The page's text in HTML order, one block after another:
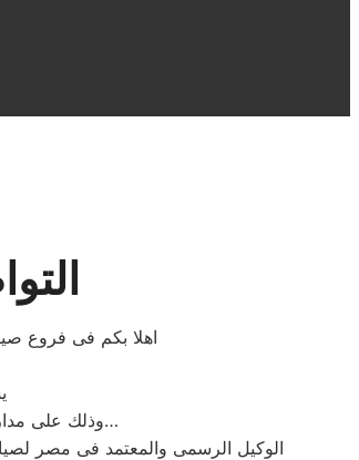
اهلا بكم فى فروع
وذلك على مدار الساعه عملاؤنا الكرام نحن فى توكيل فريجيدير المعتمد بمصر اتصل بنا على الخط الساخن لصيانة غسالات فريجيدير اتصل بنا…
الوكيل الرسمى والمعتمد فى مصر